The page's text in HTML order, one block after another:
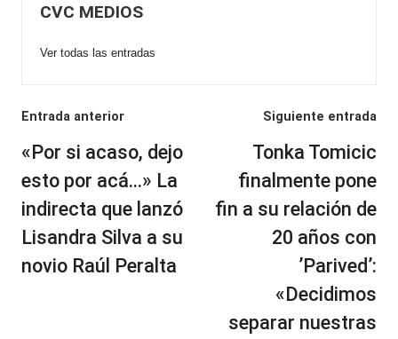
CVC MEDIOS
Ver todas las entradas
Navegación
de
entradas
Entrada anterior
«Por si acaso, dejo
esto por acá…» La
indirecta que lanzó
Lisandra Silva a su
novio Raúl Peralta
Siguiente entrada
Tonka Tomicic
finalmente pone
fin a su relación de
20 años con
’Parived’:
«Decidimos
separar nuestras